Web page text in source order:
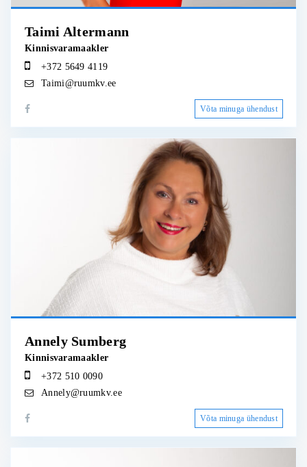
Taimi Altermann
Kinnisvaramaakler
+372 5649 4119
Taimi@ruumkv.ee
Võta minuga ühendust
Annely Sumberg
Kinnisvaramaakler
+372 510 0090
Annely@ruumkv.ee
Võta minuga ühendust